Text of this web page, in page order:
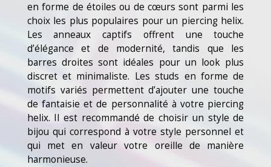
en forme de étoiles ou de cœurs sont parmi les
choix les plus populaires pour un piercing helix.
Les anneaux captifs offrent une touche
d’élégance et de modernité, tandis que les
barres droites sont idéales pour un look plus
discret et minimaliste. Les studs en forme de
motifs variés permettent d’ajouter une touche
de fantaisie et de personnalité à votre piercing
helix. Il est recommandé de choisir un style de
bijou qui correspond à votre style personnel et
qui met en valeur votre oreille de manière
harmonieuse.